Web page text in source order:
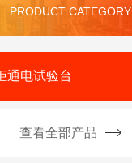
PRODUCT CATEGORY
通电试验台
查看全部产品